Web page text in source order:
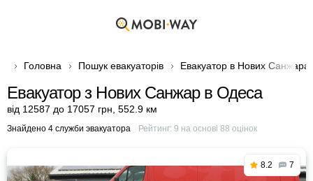
Головна Пошук евакуаторів Евакуатор в Нових
Евакуатор з Нових Санжар в Одеса
від 12587 до 17057 грн 552.9 км
Знайдено 4 служби эвакуатора Рейтинг: 9 на основі 88 оцінок
8.2 7